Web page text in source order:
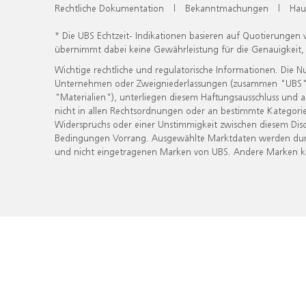
Rechtliche Dokumentation | Bekanntmachungen |
* Die UBS Echtzeit- Indikationen basieren auf
übernimmt dabei keine Gewährleistung für die
Wichtige rechtliche und regulatorische Informationen. Die
Unternehmen oder Zweigniederlassungen (zusammen
"Materialien"), unterliegen diesem Haftungsausschluss
nicht in allen Rechtsordnungen oder an bestimmte
Widerspruchs oder einer Unstimmigkeit zwischen diesem
Bedingungen Vorrang. Ausgewählte Marktdaten werden
und nicht eingetragenen Marken von UBS. Andere Marken